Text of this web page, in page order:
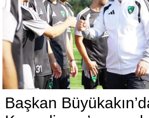
Başkan